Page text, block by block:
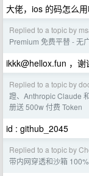
大佬，ios 的码怎么
Replied to a topic by
Premium 免费平替 - 无
ikkk@hellox.fun ，谢
Replied to a topic by
蹬、Anthropic Claude
册送 500w 付费 Token
id : github_2045
Replied to a topic by
带内网穿透和沙箱